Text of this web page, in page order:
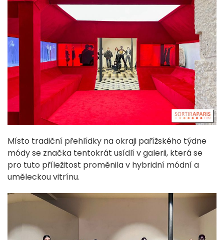
Místo tradiční přehlídky na okraji pařížského týdne
módy se značka tentokrát usídlí v galerii, která se
pro tuto příležitost proměnila v hybridní módní a
uměleckou vitrínu.